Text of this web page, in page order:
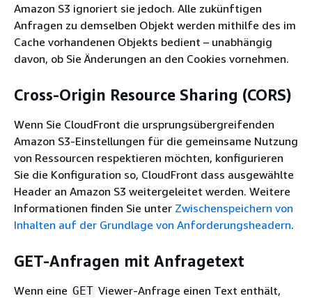
Amazon S3 ignoriert sie jedoch. Alle zukünftigen
Anfragen zu demselben Objekt werden mithilfe des im
Cache vorhandenen Objekts bedient – unabhängig
davon, ob Sie Änderungen an den Cookies vornehmen.
Cross-Origin Resource Sharing (CORS)
Wenn Sie CloudFront die ursprungsübergreifenden
Amazon S3-Einstellungen für die gemeinsame Nutzung
von Ressourcen respektieren möchten, konfigurieren
Sie die Konfiguration so, CloudFront dass ausgewählte
Header an Amazon S3 weitergeleitet werden. Weitere
Informationen finden Sie unter Zwischenspeichern von
Inhalten auf der Grundlage von Anforderungsheadern.
GET-Anfragen mit Anfragetext
Wenn eine GET Viewer-Anfrage einen Text enthält,